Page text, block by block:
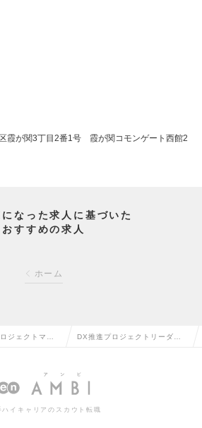
霞が関3丁目2番1号 霞が関コモンゲート西館2
なった求人に基づいた
おすすめの求人
ホーム
ジェクトマネ
ープン系）の転
DX推進プロジェクトリーダー
駆使した課題解決の求人情報
ハイキャリアのスカウト転職